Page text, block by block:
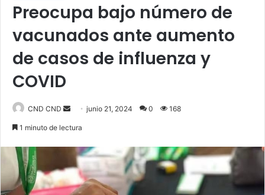
Preocupa bajo número de
vacunados ante aumento
de casos de influenza y
COVID
CND CND
Sendjunio 21, 2024 0 168
1 minuto de lectura